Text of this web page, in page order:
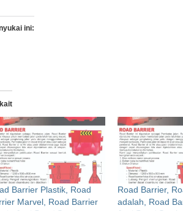
ini:
Barrier Plastik, Road
Marvel, Road Barrier
Road Barrier,
adalah, Road